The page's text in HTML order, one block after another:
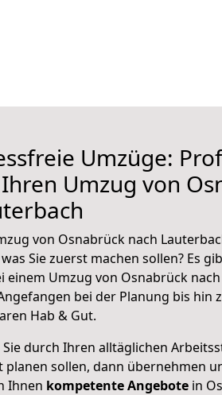
Umzüge:
Umzug von
von Osnabrück nach
Sie zuerst machen sollen? Es
einem Umzug von Osnabrück
bei der Planung bis hin
Hab & Gut.
Sie durch Ihren alltäglichen
planen sollen, dann übernehmen
Ihnen kompetente Angebote in